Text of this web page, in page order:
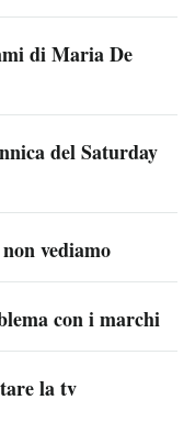
di Maria De
del Saturday
vediamo
con i marchi
la tv